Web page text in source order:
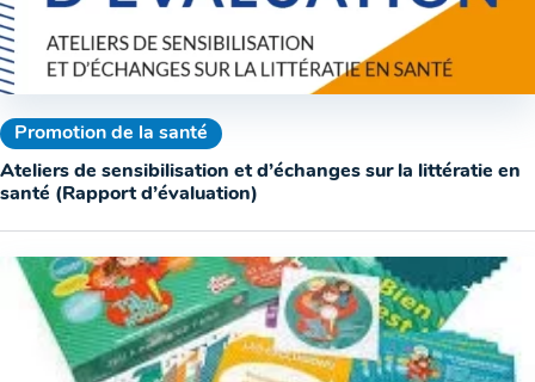
Promotion de la santé
Ateliers de sensibilisation et d’échanges sur la littératie en
santé (Rapport d’évaluation)